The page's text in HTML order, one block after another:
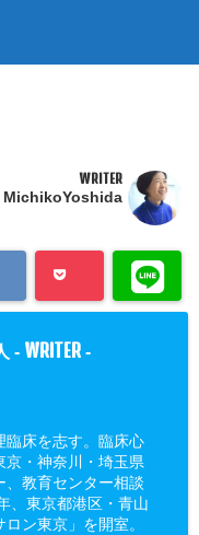
WRITER
MichikoYoshida
- WRITER -
臨床を志す。臨床心
京・神奈川・埼玉県
、教育センター相談
、東京都港区・青山
ン東京」を開室。